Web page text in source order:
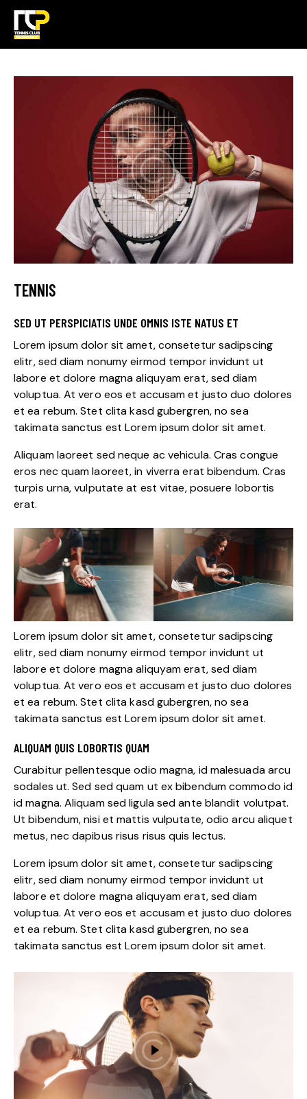
TENNIS
SED UT PERSPICIATIS UNDE OMNIS ISTE NATUS ET
Lorem ipsum dolor sit amet, consetetur sadipscing
elitr, sed diam nonumy eirmod tempor invidunt ut
labore et dolore magna aliquyam erat, sed diam
voluptua. At vero eos et accusam et justo duo dolores
et ea rebum. Stet clita kasd gubergren, no sea
takimata sanctus est Lorem ipsum dolor sit amet.
Aliquam laoreet sed neque ac vehicula. Cras congue
eros nec quam laoreet, in viverra erat bibendum. Cras
turpis urna, vulputate at est vitae, posuere lobortis
erat.
Lorem ipsum dolor sit amet, consetetur sadipscing
elitr, sed diam nonumy eirmod tempor invidunt ut
labore et dolore magna aliquyam erat, sed diam
voluptua. At vero eos et accusam et justo duo dolores
et ea rebum. Stet clita kasd gubergren, no sea
takimata sanctus est Lorem ipsum dolor sit amet.
ALIQUAM QUIS LOBORTIS QUAM
Curabitur pellentesque odio magna, id malesuada arcu
sodales ut. Sed sed quam ut ex bibendum commodo id
id magna. Aliquam sed ligula sed ante blandit volutpat.
Ut bibendum, nisi et mattis vulputate, odio arcu aliquet
metus, nec dapibus risus risus quis lectus.
Lorem ipsum dolor sit amet, consetetur sadipscing
elitr, sed diam nonumy eirmod tempor invidunt ut
labore et dolore magna aliquyam erat, sed diam
voluptua. At vero eos et accusam et justo duo dolores
et ea rebum. Stet clita kasd gubergren, no sea
takimata sanctus est Lorem ipsum dolor sit amet.